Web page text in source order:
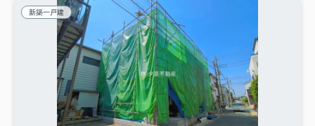
新築一戸建